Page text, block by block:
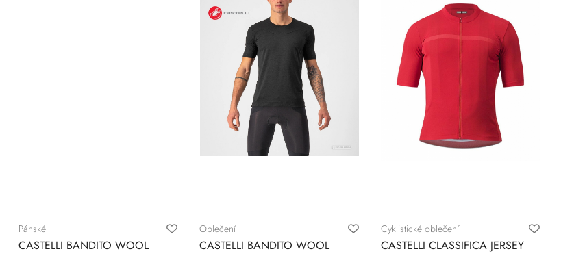
Pánské
CASTELLI BANDITO WOOL
Oblečení
CASTELLI BANDITO WOOL
Cyklistické oblečení
CASTELLI CLASSIFICA JERSEY